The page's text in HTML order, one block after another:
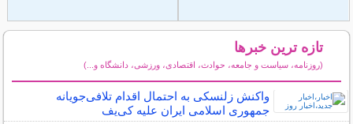
تازه ترین خبرها
(روزنامه، سیاست و جامعه، حوادث، اقتصادی، ورزشی، دانشگاه و...)
واکنش زلنسکی به احتمال اقدام تلافی‌جویانه
جمهوری اسلامی ایران علیه کی‌یف